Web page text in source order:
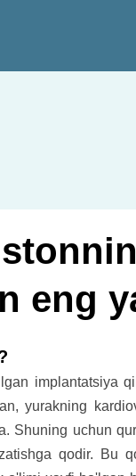
eng
implantatsiya
yurakning
Shuning uchun
qodir. Bu